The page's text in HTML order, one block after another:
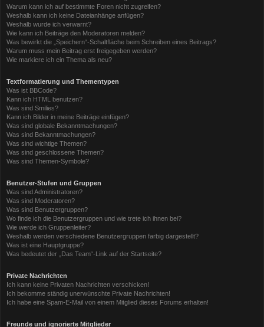
Warum kann ich auf bestimmte Foren nicht zugreifen?
Weshalb kann ich keine Dateianhänge anfügen?
Weshalb wurde ich verwarnt?
Wie kann ich Beiträge den Moderatoren melden?
Was bewirkt die „Speichern“-Schaltfläche beim Schreiben eines Beitrags?
Warum muss mein Beitrag erst freigegeben werden?
Wie markiere ich ein Thema als neu?
Textformatierung und Thementypen
Was ist BBCode?
Kann ich HTML benutzen?
Was sind Smilies?
Kann ich Bilder in meine Beiträge einfügen?
Was sind globale Bekanntmachungen?
Was sind Bekanntmachungen?
Was sind wichtige Themen?
Was sind geschlossene Themen?
Was sind Themen-Symbole?
Benutzer-Stufen und Gruppen
Was sind Administratoren?
Was sind Moderatoren?
Was sind Benutzergruppen?
Wo finde ich die Benutzergruppen und wie trete ich ihnen bei?
Wie werde ich Gruppenleiter?
Weshalb werden verschiedene Benutzergruppen farbig dargestellt?
Was ist eine Hauptgruppe?
Was bedeutet der „Das Team“-Link auf der Startseite?
Private Nachrichten
Ich kann keine Privaten Nachrichten verschicken!
Ich bekomme ständig unerwünschte Private Nachrichten!
Ich habe eine Spam-E-Mail von einem Mitglied dieses Forums erhalten!
Freunde und ignorierte Mitglieder